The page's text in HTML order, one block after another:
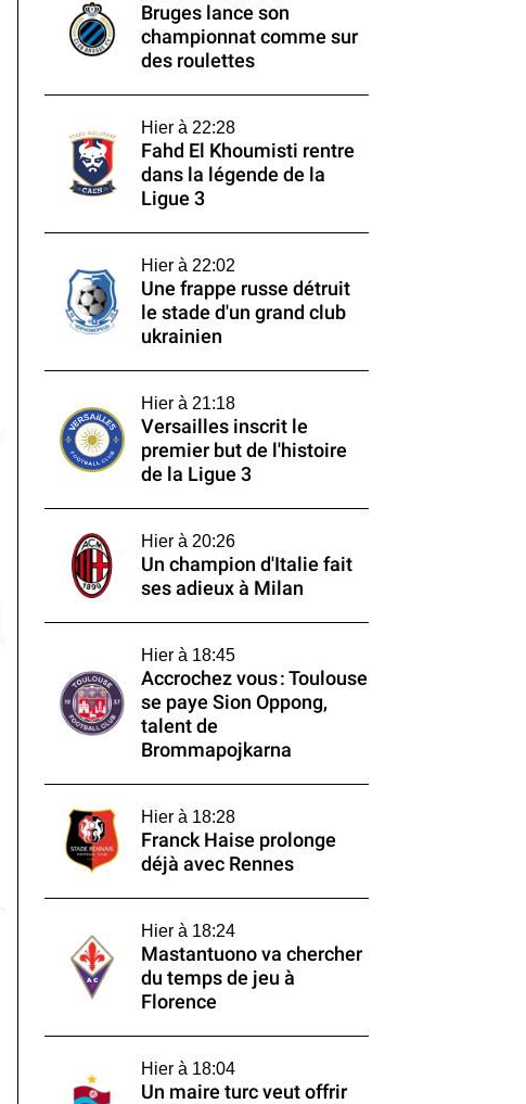
Bruges lance son
championnat comme sur
des roulettes
Hier à 22:28
Fahd El Khoumisti rentre
dans la légende de la
Ligue 3
Hier à 22:02
Une frappe russe détruit
le stade d'un grand club
ukrainien
Hier à 21:18
Versailles inscrit le
premier but de l'histoire
de la Ligue 3
Hier à 20:26
Un champion d'Italie fait
ses adieux à Milan
Hier à 18:45
Accrochez vous : Toulouse
se paye Sion Oppong,
talent de
Brommapojkarna
Hier à 18:28
Franck Haise prolonge
déjà avec Rennes
Hier à 18:24
Mastantuono va chercher
du temps de jeu à
Florence
Hier à 18:04
Un maire turc veut offrir